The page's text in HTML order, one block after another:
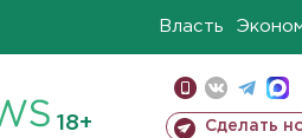
Власть
18+ Сделать